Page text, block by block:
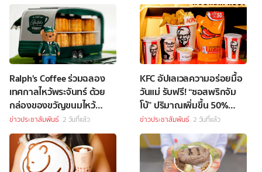
Ralph's Coffee ร่วมฉลอง
เทศกาลไหว้พระจันทร์ ด้วย
กล่องของขวัญขนมไหว้
พระจันทร์สุดพิเศษ
ข่าวประชาสัมพันธ์ 2 วันที่แล้ว
KFC อัปเลเวลความอร่อยมื้อ
วันแม่ รับฟรี! “ซอสพริกจัม
โบ้” ปริมาณเพิ่มขึ้น 50%
เพียงซื้อชุดบักเก็ตที่ร่วม
รายการราคา 349 บาทขึ้นไป
ข่าวประชาสัมพันธ์ 2 วันที่แล้ว